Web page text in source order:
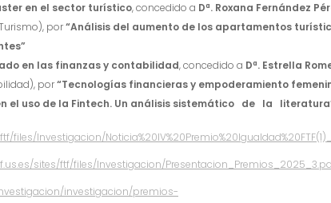
en el sector turístico, concedido a Dª. Roxana Fernández
por“Análisis del aumento de los apartamentos
en las finanzas y contabilidad, concedido a Dª. Estrella
por“Tecnologías financieras y empoderamiento
el uso de la Fintech. Un análisis sistemático de la
files/Investigacion/
sites/ftf/files/Investigacion/
investigacion/premios-